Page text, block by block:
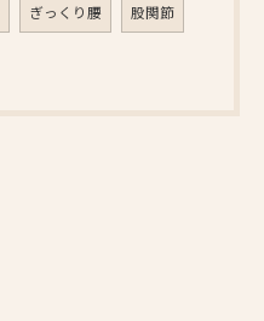
ぎっくり腰 股関節